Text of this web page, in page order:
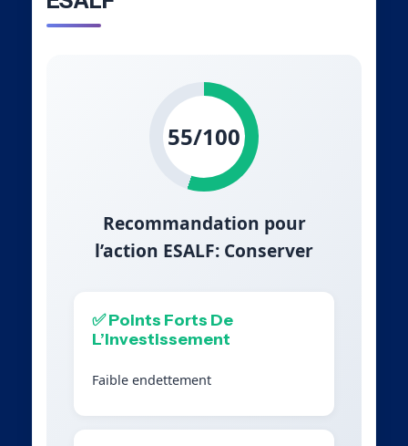
55/100
Recommandation pour
l’action ESALF: Conserver
✅ Points Forts De
L’Investissement
Faible endettement